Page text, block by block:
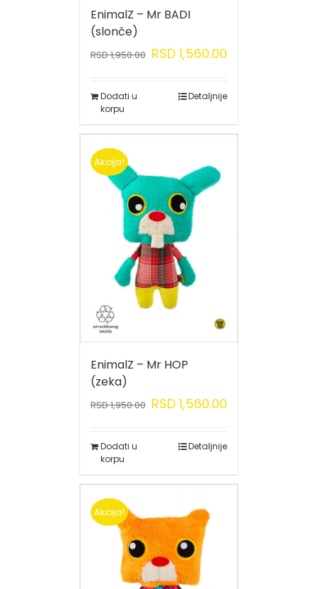
EnimalZ – Mr BADI
(slonče)
RSD1,950.00 RSD1,560.00
Dodati u
korpu
Detaljnije
Akcija!
EnimalZ – Mr HOP
(zeka)
RSD1,950.00 RSD1,560.00
Dodati u
korpu
Detaljnije
Akcija!